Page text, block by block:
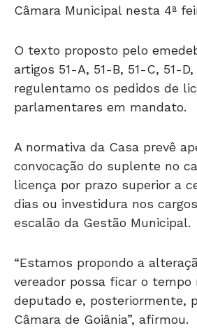
Câmara Municipal nesta 4ª
O texto proposto pelo
artigos 51-A, 51-B, 51-C, 51-D,
regulentamo os pedidos de
parlamentares em mandato.
A normativa da Casa prevê
convocação do suplente no
licença por prazo superior a
dias ou investidura nos
escalão da Gestão Municipal.
“Estamos propondo a
vereador possa ficar o tempo
deputado e, posteriormente,
Câmara de Goiânia”, afirmou.